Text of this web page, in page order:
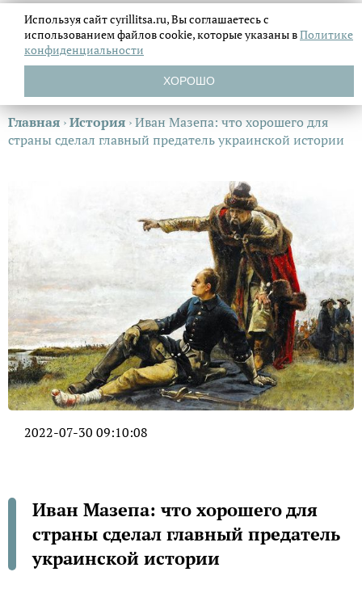
Главная ›История ›Иван Мазепа: что хорошего для
страны сделал главный предатель украинской истории
2022-07-30 09:10:08
Иван Мазепа: что хорошего для
страны сделал главный предатель
украинской истории
Используя сайт cyrillitsa.ru, Вы соглашаетесь с
использованием файловcookie, которые указаны вПолитике
конфиденциальности
ХОРОШО